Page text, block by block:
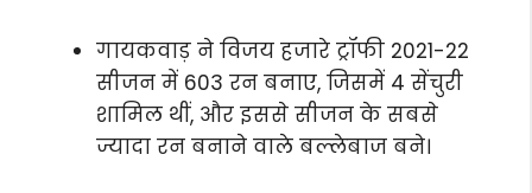
गायकवाड़ ने विजय हजारे ट्रॉफी 2021-22
सीजन में 603 रन बनाए, जिसमें 4 सेंचुरी
शामिल थीं, और इससे सीजन के सबसे
ज्यादा रन बनाने वाले बल्लेबाज बने।